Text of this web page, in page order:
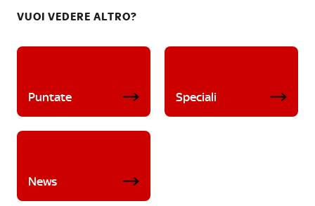
VUOI VEDERE ALTRO?
Puntate Speciali
News